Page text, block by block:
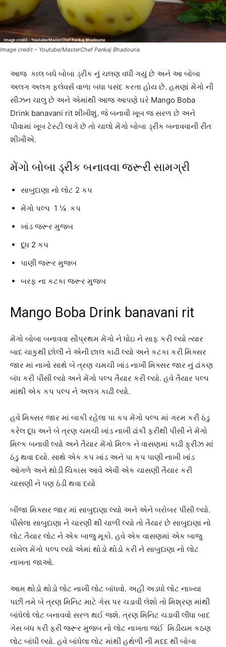
Image credit – Youtube/MasterChef Pankaj Bhadouria
આજ કાલ બધે બોબા ડ્રીંક નું ચલણ વધી ગયું છે અને આ બોબા
અલગ અલગ ફ્લેવર્સ વાળા બધા પસંદ કરતા હોય છે. હમણાં મેંગો ની
સીઝન ચાલુ છે અને એમાંથી આજ આપણે ઘરે Mango Boba
Drink banavani rit શીખીશું. જે બનાવી ખૂબ જ સરળ છે અને
પીવામાં ખૂબ ટેસ્ટી લાગે છે તો ચાલો મેંગો બોબા ડ્રીંક બનાવવાની રીત
શીખીએ.
મેંગો બોબા ડ્રીંક બનાવવા જરૂરી સામગ્રી
સાબુદાણા નો લોટ 2 કપ
મેંગો પલ્પ 1 ¼ કપ
ખાંડ જરૂર મુજબ
દૂધ 2 કપ
પાણી જરૂર મુજબ
બરફ ના કટકા જરૂર મુજબ
Mango Boba Drink banavani rit
મેંગો બોબા બનાવવા સૌપ્રથમ મેંગો ને ધોઇ ને સાફ કરી લ્યો ત્યાર
બાદ ચાકુથી છોલી ને એની છાલ કાઢી લ્યો અને કટકા કરી મિક્સર
જાર માં નાખો સાથે બે ત્રણ ચમચી ખાંડ નાખી મિક્સર જાર નું ઢાંકણ
બંધ કરી પીસી લ્યો અને મેંગો પલ્પ તૈયાર કરી લ્યો. હવે તૈયાર પલ્પ
માંથી એક કપ પલ્પ ને અલગ કાઢી લ્યો.
હવે મિક્સર જાર માં બાકી રહેલા પા કપ મેંગો પલ્પ માં ગરમ કરી ઠંડુ
કરેલ દૂધ અને બે ત્રણ ચમચી ખાંડ નાખી ઢાંકી ફરીથી પીસી ને મેંગો
મિલ્ક બનાવી લ્યો અને તૈયાર મેંગો મિલ્ક ને વાસણમાં કાઢી ફ્રીઝ માં
ઠંડુ થવા દયો. સાથે એક કપ ખાંડ અને પા કપ પાણી નાખી ખાંડ
ઓગળે અને થોડી ચિકાસ આવે એવી એક ચાસણી તૈયાર કરી
ચાસણી ને પણ ઠંડી થવા દયો
બીજા મિક્સર જાર માં સાબુદાણા લ્યો અને એને બરોબર પીસી લ્યો.
પીસેલા સાબુદાણા ને ચારણી થી ચાળી લ્યો તો તૈયાર છે સાબુદાણા નો
લોટ તૈયાર લોટ ને એક બાજુ મૂકો. હવે એક વાસણમાં એક બાજુ
રાખેલ મેંગો પલ્પ લ્યો એમાં થોડો થોડો કરી ને સાબુદાણા નો લોટ
નાખતા જાઓ.
આમ થોડો થોડો લોટ નાખી લોટ બાંધવો. અહી અડધો લોટ નાખ્યા
પછી તમે બે ત્રણ મિનિટ માટે ગેસ પર ચડાવી લેશો તો મિશ્રણ માંથી
બાંધેલો લોટ બનાવવો સરળ થઈ જશે. ત્રણ મિનિટ ચડાવી લીધા બાદ
ગેસ બંધ કરી ફરી જરૂર મુજબ નો લોટ નાખતા જઈ મિડીયમ કઠણ
લોટ બાંધી લ્યો. હવે બાંધેલા લોટ માંથી હથેળી ની મદદ થી બોબા